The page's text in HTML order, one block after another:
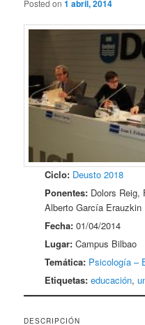
Posted on1 abril, 2014
Ciclo: Deusto 2018
Ponentes: Dolors Reig,
Alberto García Erauzkin
Fecha: 01/04/2014
Lugar: Campus Bilbao
Temática: Psicología –
Etiquetas: educación,
DESCRIPCIÓN